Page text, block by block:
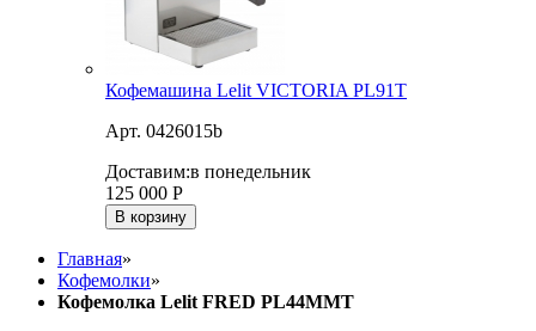
Кофемашина Lelit VICTORIA PL91T
Арт. 0426015b
Доставим:в понедельник
125 000 Р
В корзину
Главная»
Кофемолки»
Кофемолка Lelit FRED PL44MMT